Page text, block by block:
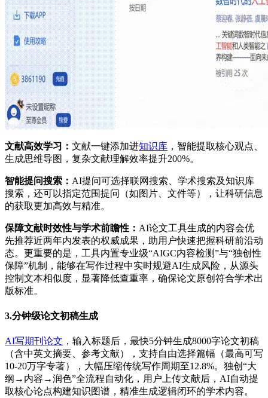
文献高效学习： 文献一键添加进知识库 ，智能提取核心观点、
生成思维导图，复杂文献理解效率提升200%。
智能提问搜索： AI提问可选择联网搜索、学术搜索及知识库
搜索，还可以指定范围提问（如图片、文件等），让科研信息
的获取更加高效与精准。
保障文献时效性与学术前瞻性： AI论文工具生成的内容会优
先推荐近两年内发表的权威成果，助用户快速把握科研前沿动
态。更重要的是，工具内置专业级“AIGC内容检测”与“独创性
保障”机制，能够在写作过程中实时规避AI生成风险，从源头
控制文本相似度，显著降低查重率，确保论文原创符合学术出
版标准。
3.分钟级论文初稿生成
AI写期刊论文 ，输入标题后，最快5分钟生成8000字论文初稿
（含中英文摘要、参考文献），支持自由选择篇幅（最高可写
10-20万字专著），大幅压缩传统写作周期至12.8%。独创“大
纲→内容→润色”全流程自动化，用户上传文献后，AI自动提
取核心论点构建知识图谱，精准生成逻辑闭环的学术内容。